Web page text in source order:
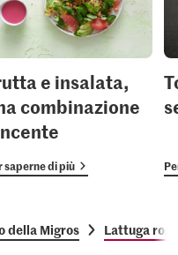
e insalata,
combinazione
saperne di più
della Migros Lattuga